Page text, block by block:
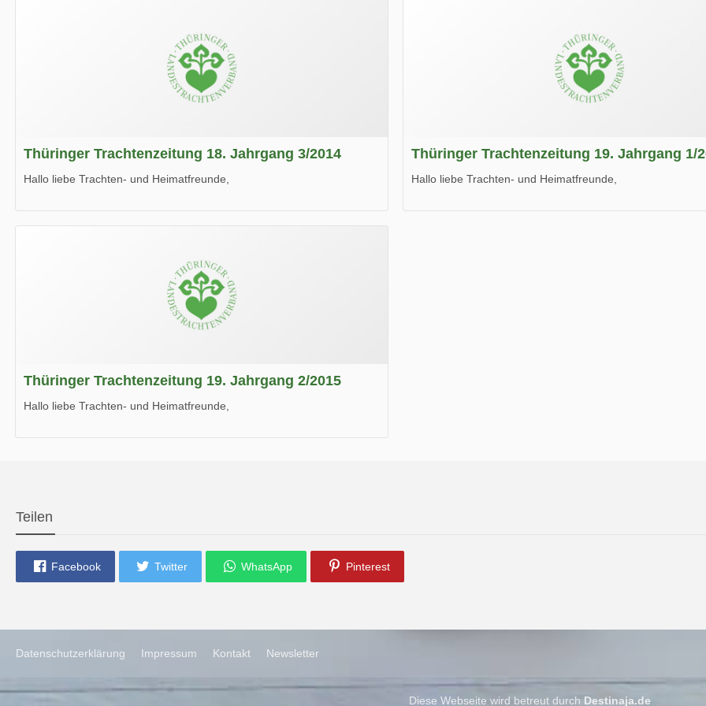
Thüringer Trachtenzeitung 18. Jahrgang 3/2014
Hallo liebe Trachten- und Heimatfreunde,
Wir wünschen Euch viel Spaß beim Lesen.
Thüringer Trachtenzeitung 19. Jahrgang 1/
Hallo liebe Trachten- und Heimatfreunde,
Thüringer Trachtenzeitung 19. Jahrgang 2/2015
Hallo liebe Trachten- und Heimatfreunde,
Teilen
Facebook Twitter WhatsApp Pinterest
Datenschutzerklärung Impressum Kontakt Newsletter
Diese Webseite wird betreut durch Destinaja.de